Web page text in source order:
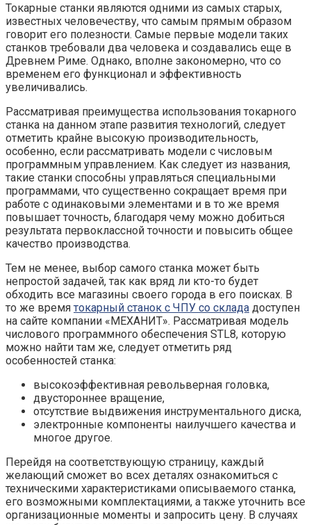
Токарные станки являются одними из самых старых,
известных человечеству, что самым прямым образом
говорит его полезности. Самые первые модели таких
станков требовали два человека и создавались еще в
Древнем Риме. Однако, вполне закономерно, что со
временем его функционал и эффективность
увеличивались.
Рассматривая преимущества использования токарного
станка на данном этапе развития технологий, следует
отметить крайне высокую производительность,
особенно, если рассматривать модели с числовым
программным управлением. Как следует из названия,
такие станки способны управляться специальными
программами, что существенно сокращает время при
работе с одинаковыми элементами и в то же время
повышает точность, благодаря чему можно добиться
результата первоклассной точности и повысить общее
качество производства.
Тем не менее, выбор самого станка может быть
непростой задачей, так как вряд ли кто-то будет
обходить все магазины своего города в его поисках. В
то же время токарный станок с ЧПУ со склада доступен
на сайте компании «МЕХАНИТ». Рассматривая модель
числового программного обеспечения STL8, которую
можно найти там же, следует отметить ряд
особенностей станка:
высокоэффективная револьверная головка,
двустороннее вращение,
отсутствие выдвижения инструментального диска,
электронные компоненты наилучшего качества и
многое другое.
Перейдя на соответствующую страницу, каждый
желающий сможет во всех деталях ознакомиться с
техническими характеристиками описываемого станка,
его возможными комплектациями, а также уточнить все
организационные моменты и запросить цену. В случаях